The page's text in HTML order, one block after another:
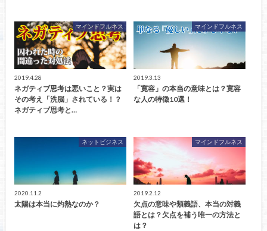
マインドフルネス
2019.4.28
ネガティブ思考は悪いこと？実は
その考え「洗脳」されている！？
ネガティブ思考と…
マインドフルネス
2019.3.13
「寛容」の本当の意味とは？寛容
な人の特徴10選！
ネットビジネス
2020.11.2
太陽は本当に灼熱なのか？
マインドフルネス
2019.2.12
欠点の意味や類義語、本当の対義
語とは？欠点を補う唯一の方法と
は？